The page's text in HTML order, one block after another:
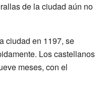
de la ciudad aún no
ciudad en 1197, se
Los castellanos
meses, con el